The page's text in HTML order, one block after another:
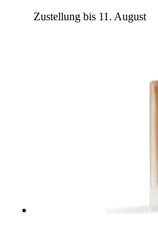
Zustellung bis 11. August